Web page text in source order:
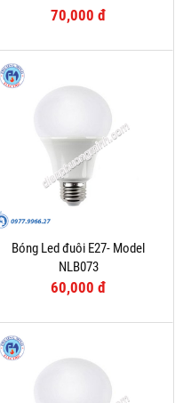
70,000 đ
Bóng Led đuôi E27- Model
NLB073
60,000 đ